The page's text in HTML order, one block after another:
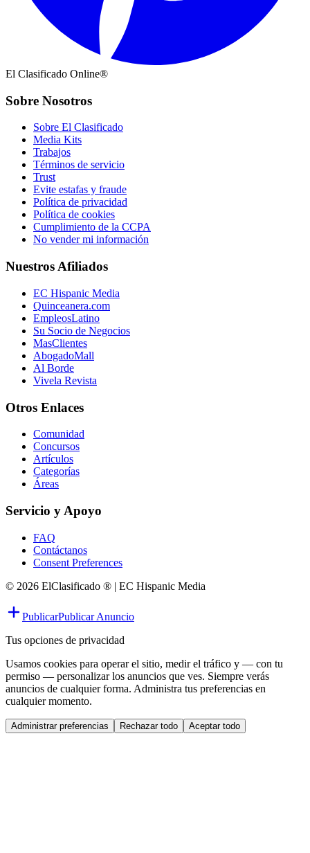
El Clasificado Online®
Sobre Nosotros
Sobre El Clasificado
Media Kits
Trabajos
Términos de servicio
Trust
Evite estafas y fraude
Política de privacidad
Política de cookies
Cumplimiento de la CCPA
No vender mi información
Nuestros Afiliados
EC Hispanic Media
Quinceanera.com
EmpleosLatino
Su Socio de Negocios
MasClientes
AbogadoMall
Al Borde
Vivela Revista
Otros Enlaces
Comunidad
Concursos
Artículos
Categorías
Áreas
Servicio y Apoyo
FAQ
Contáctanos
Consent Preferences
© 2026 ElClasificado ® | EC Hispanic Media
PublicarPublicar Anuncio
Tus opciones de privacidad
Usamos cookies para operar el sitio, medir el tráfico y — con tu
permiso — personalizar los anuncios que ves. Siempre verás
anuncios de cualquier forma. Administra tus preferencias en
cualquier momento.
Administrar preferencias Rechazar todo Aceptar todo